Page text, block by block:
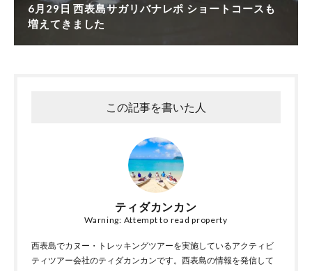
6月29日 西表島サガリバナレポ ショートコースも
増えてきました
この記事を書いた人
ティダカンカン
Warning: Attempt to read property
西表島でカヌー・トレッキングツアーを実施しているアクティビ
ティツアー会社のティダカンカンです。西表島の情報を発信して